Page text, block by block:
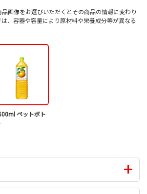
画像をお選びいただくとその商品の情報に変わり
、容器や容量により原材料や栄養成分等が異なる
ペットボト